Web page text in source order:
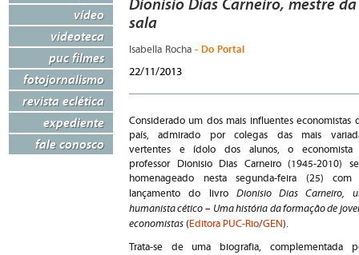
vídeo
videoteca
puc filmes
fotojornalismo
revista eclética
expediente
fale conosco
Dionisio Dias Carneiro, mestre
sala
Isabella Rocha - Do Portal
22/11/2013
Considerado um dos mais influentes economistas
país, admirado por colegas das mais
vertentes e ídolo dos alunos, o economista
professor Dionisio Dias Carneiro (1945-2010)
homenageado nesta segunda-feira (25)
lançamento do livro Dionisio Dias Carneiro,
humanista cético – Uma história da formação de
economistas (Editora PUC-Rio/GEN).
Trata-se de uma biografia, complementada